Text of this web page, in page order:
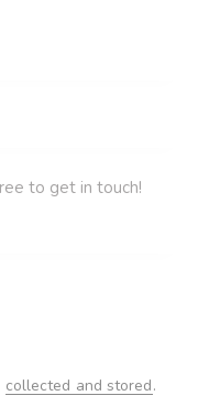
collected and stored.